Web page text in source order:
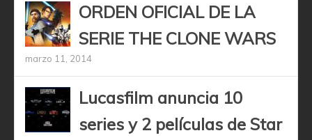
ORDEN OFICIAL DE LA
SERIE THE CLONE WARS
marzo 11, 2014
Lucasfilm anuncia 10
series y 2 películas de Star